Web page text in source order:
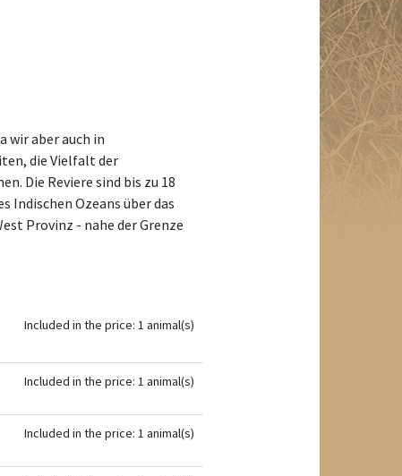
wir aber auch in
die Vielfalt der
Die Reviere sind bis zu 18
Indischen Ozeans über das
Provinz - nahe der Grenze
Included in the price: 1 animal(s)
Included in the price: 1 animal(s)
Included in the price: 1 animal(s)